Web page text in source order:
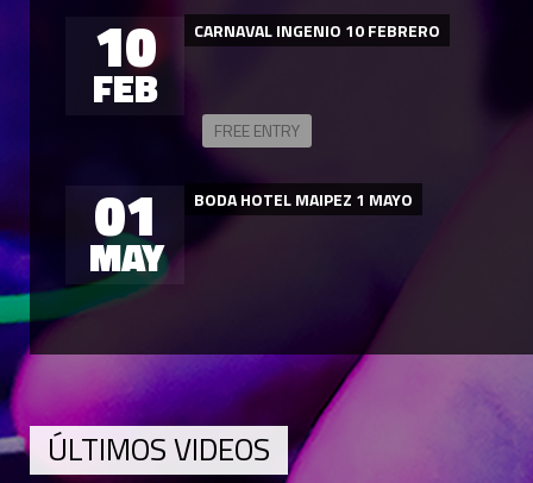
10
FEB
CARNAVAL INGENIO 10 FEBRERO
FREE ENTRY
01
MAY
BODA HOTEL MAIPEZ 1 MAYO
ÚLTIMOS VIDEOS